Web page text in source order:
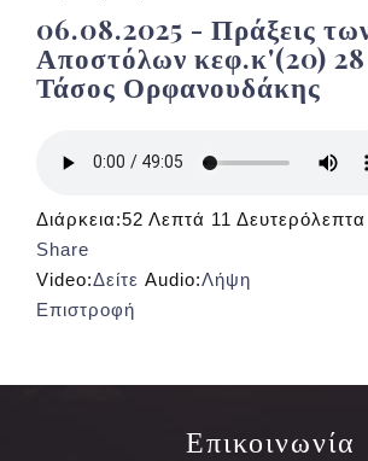
06.08.2025 - Πράξεις
Αποστόλων κεφ.κ'(20)
Τάσος Ορφανουδάκης
Διάρκεια:52 Λεπτά 11 Δευτερόλεπτα
Share
Video:Δείτε Audio:Λήψη
Επιστροφή
Επικοινωνία